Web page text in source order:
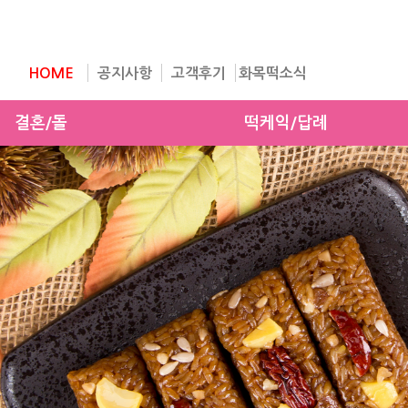
HOME 공지사항 고객후기 화목떡소식
결혼/돌 떡케익/답례